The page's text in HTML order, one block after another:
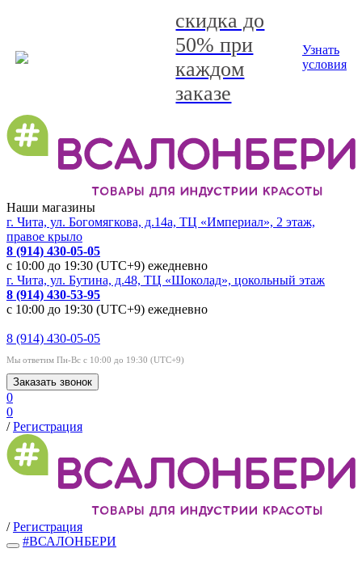
скидка до
50% при
каждом
заказе
Узнать
условия
Наши магазины
г. Чита, ул. Богомягкова, д.14а, ТЦ «Империал», 2 этаж,
правое крыло
8 (914) 430-05-05
с 10:00 до 19:30 (UTC+9) ежедневно
г. Чита, ул. Бутина, д.48, ТЦ «Шоколад», цокольный этаж
8 (914) 430-53-95
с 10:00 до 19:30 (UTC+9) ежедневно
8 (914) 430-05-05
Мы ответим Пн-Вс с 10:00 до 19:30 (UTC+9)
Заказать звонок
0
0
/ Регистрация
/ Регистрация
#ВСАЛОНБЕРИ